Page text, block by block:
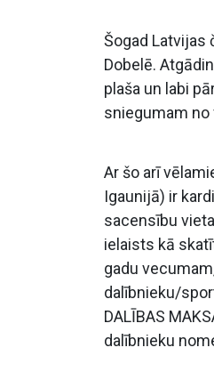
Šogad Latvijas
Dobelē.
plaša un labi
sniegumam no
Ar šo arī
Igaunijā) ir
sacensību
ielaists kā
gadu
dalībnieku/
DALĪBAS
dalībnieku